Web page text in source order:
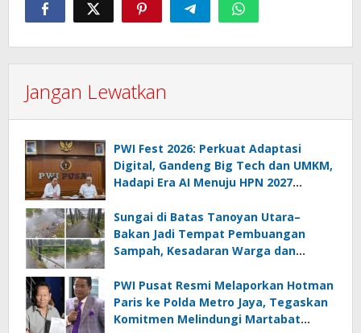
Jangan Lewatkan
PWI Fest 2026: Perkuat Adaptasi
Digital, Gandeng Big Tech dan UMKM,
Hadapi Era AI Menuju HPN 2027
Sungai di Batas Tanoyan Utara–
Bakan Jadi Tempat Pembuangan
Sampah, Kesadaran Warga dan
PWI Pusat Resmi Melaporkan Hotman
Paris ke Polda Metro Jaya, Tegaskan
Komitmen Melindungi Martabat